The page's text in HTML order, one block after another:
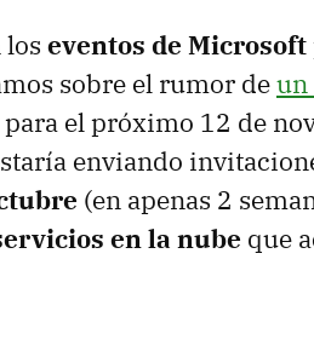
los eventos de Microsoft
sobre el rumor deun
para el próximo 12 de
enviando
(en apenas 2
en la nube que